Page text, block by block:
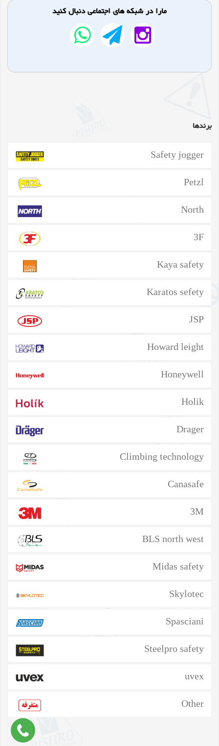
مارا در شبکه های اجتماعی دنبال کنید
برندها
Safety jogger
Petzl
North
3F
Kaya safety
Karatos sefety
JSP
Howard leight
Honeywell
Holik
Drager
Climbing technology
Canasafe
3M
BLS north west
Midas safety
Skylotec
Spasciani
Steelpro safety
uvex
Other